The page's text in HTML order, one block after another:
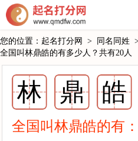
您的位置： 起名打分网 > 同名同姓
全国叫林鼎皓的有多少人？共有20人
林 鼎 皓
全国叫林鼎皓的有：